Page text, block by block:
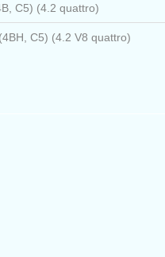
C5) (4.2 quattro)
C5) (4.2 V8 quattro)